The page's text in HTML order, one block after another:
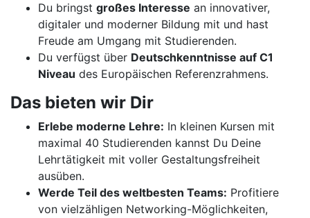
Du bringst großes Interesse an innovativer,
digitaler und moderner Bildung mit und hast
Freude am Umgang mit Studierenden.
Du verfügst über Deutschkenntnisse auf C1
Niveau des Europäischen Referenzrahmens.
Das bieten wir Dir
Erlebe moderne Lehre: In kleinen Kursen mit
maximal 40 Studierenden kannst Du Deine
Lehrtätigkeit mit voller Gestaltungsfreiheit
ausüben.
Werde Teil des weltbesten Teams: Profitiere
von vielzähligen Networking-Möglichkeiten,